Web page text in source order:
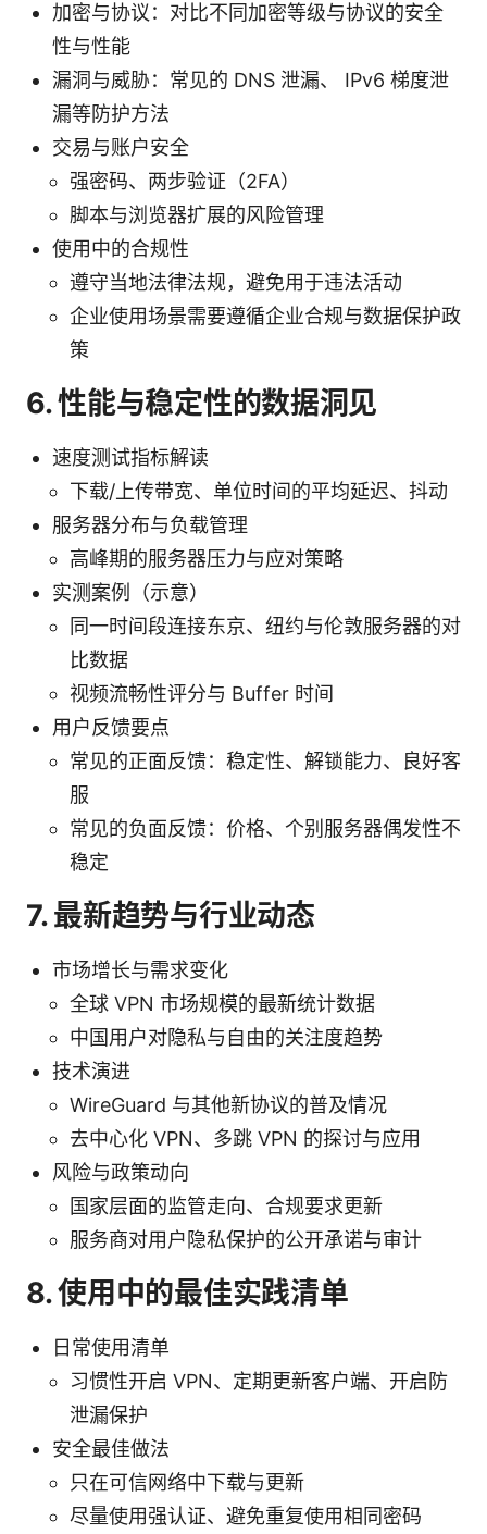
加密与协议：对比不同加密等级与协议的安全
性与性能
漏洞与威胁：常见的 DNS 泄漏、 IPv6 梯度泄
漏等防护方法
交易与账户安全
强密码、两步验证（2FA）
脚本与浏览器扩展的风险管理
使用中的合规性
遵守当地法律法规，避免用于违法活动
企业使用场景需要遵循企业合规与数据保护政
策
6. 性能与稳定性的数据洞见
速度测试指标解读
下载/上传带宽、单位时间的平均延迟、抖动
服务器分布与负载管理
高峰期的服务器压力与应对策略
实测案例（示意）
同一时间段连接东京、纽约与伦敦服务器的对
比数据
视频流畅性评分与 Buffer 时间
用户反馈要点
常见的正面反馈：稳定性、解锁能力、良好客
服
常见的负面反馈：价格、个别服务器偶发性不
稳定
7. 最新趋势与行业动态
市场增长与需求变化
全球 VPN 市场规模的最新统计数据
中国用户对隐私与自由的关注度趋势
技术演进
WireGuard 与其他新协议的普及情况
去中心化 VPN、多跳 VPN 的探讨与应用
风险与政策动向
国家层面的监管走向、合规要求更新
服务商对用户隐私保护的公开承诺与审计
8. 使用中的最佳实践清单
日常使用清单
习惯性开启 VPN、定期更新客户端、开启防
泄漏保护
安全最佳做法
只在可信网络中下载与更新
尽量使用强认证、避免重复使用相同密码